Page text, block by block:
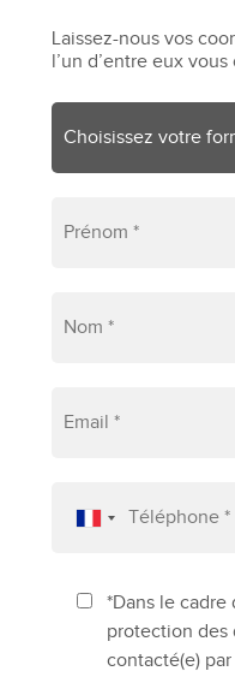
Laissez-nous vos
l’un d’entre eux
*Dans le
protection des
contacté(e)